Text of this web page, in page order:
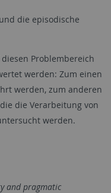
die episodische
Problembereich
werden: Zum einen
werden, zum anderen
die Verarbeitung von
werden.
and pragmatic